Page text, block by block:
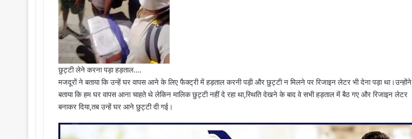
छुट्टी लेने करना पड़ा हड़ताल….
मजदूरों ने बताया कि उन्हें घर वापस आने के लिए फैक्ट्री में हड़ताल करनी पड़ी और छुट्टी न मिलने पर रिजाइन लेटर भी देना पड़ा था।उन्होंने
बताया कि हम घर वापस आना चाहते थे लेकिन मालिक छुट्टी नहीं दे रहा था,स्थिति देखने के बाद वे सभी हड़ताल में बैठ गए और रिजाइन लेटर
बनाकर दिया,तब उन्हें घर आने छुट्टी दी गई।